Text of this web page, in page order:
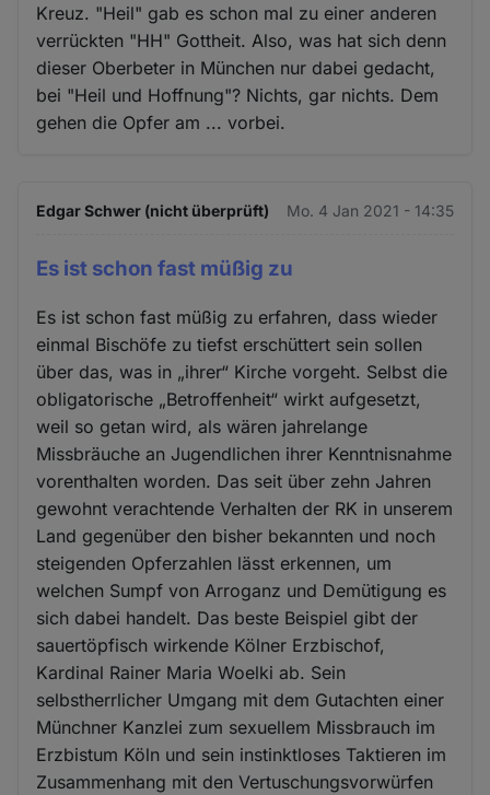
Kreuz. "Heil" gab es schon mal zu einer anderen
verrückten "HH" Gottheit. Also, was hat sich denn
dieser Oberbeter in München nur dabei gedacht,
bei "Heil und Hoffnung"? Nichts, gar nichts. Dem
gehen die Opfer am ... vorbei.
Edgar Schwer (nicht überprüft) Mo. 4 Jan 2021 - 14:35
Es ist schon fast müßig zu
Es ist schon fast müßig zu erfahren, dass wieder
einmal Bischöfe zu tiefst erschüttert sein sollen
über das, was in „ihrer“ Kirche vorgeht. Selbst die
obligatorische „Betroffenheit“ wirkt aufgesetzt,
weil so getan wird, als wären jahrelange
Missbräuche an Jugendlichen ihrer Kenntnisnahme
vorenthalten worden. Das seit über zehn Jahren
gewohnt verachtende Verhalten der RK in unserem
Land gegenüber den bisher bekannten und noch
steigenden Opferzahlen lässt erkennen, um
welchen Sumpf von Arroganz und Demütigung es
sich dabei handelt. Das beste Beispiel gibt der
sauertöpfisch wirkende Kölner Erzbischof,
Kardinal Rainer Maria Woelki ab. Sein
selbstherrlicher Umgang mit dem Gutachten einer
Münchner Kanzlei zum sexuellem Missbrauch im
Erzbistum Köln und sein instinktloses Taktieren im
Zusammenhang mit den Vertuschungsvorwürfen